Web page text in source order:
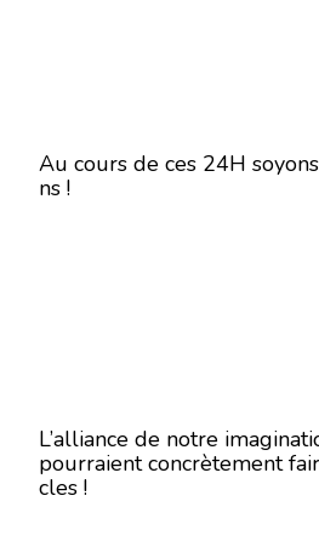
Au cours de ces 24H
ns !
L’alliance de notre
pourraient concrètement
cles !